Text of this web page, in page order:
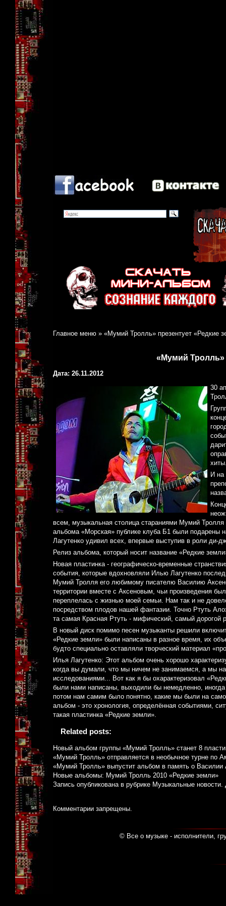
Главное меню » «Мумий Тролль» презентует «Редкие
«Мумий Тролль»
Дата: 26.11.2012
30
И на
всем, музыкальная столица стараниями Мумий Тролля
альбома «Морская» публике клуба Б1 были подарены
Лагутенко удивил всех, впервые выступив в роли ди-
Релиз альбома, который носит название «Редкие
Новая пластинка - географическо-временные
события, которые вдохновляли Илью Лагутенко
Мумий Тролля его любимому писателю Василию
территории вместе с Аксеновым, чьи произведения
переплелась с жизнью моей семьи. Нам так и не
посредством плодов нашей фантазии. Точно Ртуть
та самая Красная Ртуть - мифический, самый дорогой
В новый диск помимо песен музыканты решили
«Редкие земли» были написаны в разное время, их
будто специально оставляли творческий материал
Илья Лагутенко: Этот альбом очень хорошо
когда вы думали, что мы ничем не занимаемся, а мы
исследованиями... Вот как я бы охарактеризовал
были нами написаны, выходили бы немедленно,
потом нам самим было понятно, какие мы были на
альбом - это хронология, определённая событиями,
такая пластинка «Редкие земли».
Related posts:
Новый альбом группы «Мумий Тролль» станет 8
«Мумий Тролль» отправляется в необычное турне по
«Мумий Тролль» выпустит альбом в память о Василии
Новые альбомы: Мумий Тролль 2010 «Редкие земли»
Запись опубликована в рубрике Музыкальные новости.
Комментарии запрещены.
© Все о музыке - исполнители,